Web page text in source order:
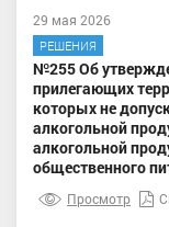
29 мая 2026
РЕШЕНИЯ
№255 Об
прилегающих
которых не
алкогольной
алкогольной
общественного
Просмотр